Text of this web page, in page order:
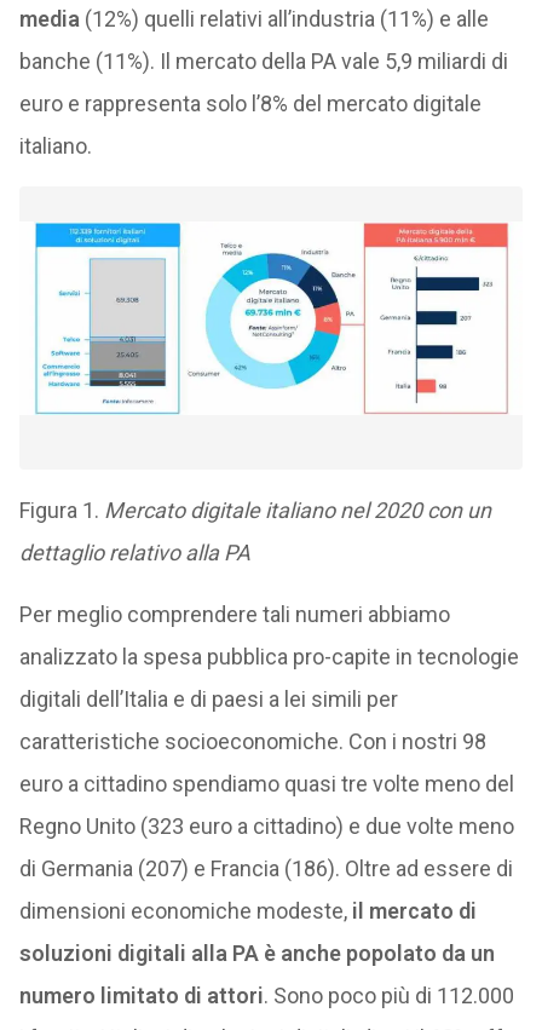
media (12%) quelli relativi all’industria (11%) e alle
banche (11%). Il mercato della PA vale 5,9 miliardi di
euro e rappresenta solo l’8% del mercato digitale
italiano.
Figura 1. Mercato digitale italiano nel 2020 con un
dettaglio relativo alla PA
Per meglio comprendere tali numeri abbiamo
analizzato la spesa pubblica pro-capite in tecnologie
digitali dell’Italia e di paesi a lei simili per
caratteristiche socioeconomiche. Con i nostri 98
euro a cittadino spendiamo quasi tre volte meno del
Regno Unito (323 euro a cittadino) e due volte meno
di Germania (207) e Francia (186). Oltre ad essere di
dimensioni economiche modeste, il mercato di
soluzioni digitali alla PA è anche popolato da un
numero limitato di attori. Sono poco più di 112.000